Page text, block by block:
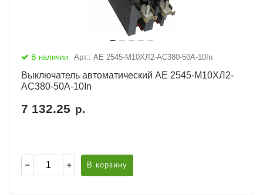
В наличии Арт.: АЕ 2545-М10ХЛ2-AC380-50А-10In
Выключатель автоматический АЕ 2545-М10ХЛ2-
AC380-50А-10In
7 132.25 р.
В корзину